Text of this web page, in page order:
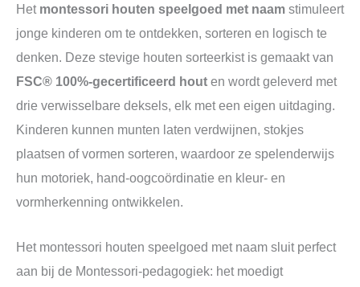
Het montessori houten speelgoed met naam stimuleert
jonge kinderen om te ontdekken, sorteren en logisch te
denken. Deze stevige houten sorteerkist is gemaakt van
FSC® 100%‑gecertificeerd hout en wordt geleverd met
drie verwisselbare deksels, elk met een eigen uitdaging.
Kinderen kunnen munten laten verdwijnen, stokjes
plaatsen of vormen sorteren, waardoor ze spelenderwijs
hun motoriek, hand‑oogcoördinatie en kleur‑ en
vormherkenning ontwikkelen.
Het montessori houten speelgoed met naam sluit perfect
aan bij de Montessori‑pedagogiek: het moedigt